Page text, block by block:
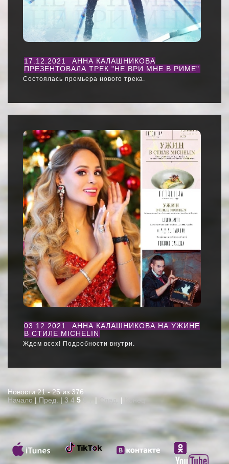
17.12.2021
АННА КАЛАШНИКОВА
ПРЕЗЕНТОВАЛА ТРЕК "НЕ ВРИ МНЕ В РИМЕ"
Состоялась премьера нового трека.
03.12.2021
АННА КАЛАШНИКОВА НА УЖИНЕ
В СТИЛЕ MICHELIN
Ждем всех! Подробности внутри.
Новости 21 - 25 из 376
Начало | Пред. | 3 4 5 | | Конец